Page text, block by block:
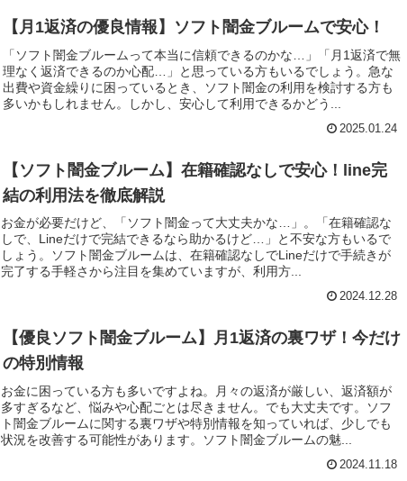
【月1返済の優良情報】ソフト闇金ブルームで安心！
「ソフト闇金ブルームって本当に信頼できるのかな…」「月1返済で無
理なく返済できるのか心配…」と思っている方もいるでしょう。急な
出費や資金繰りに困っているとき、ソフト闇金の利用を検討する方も
多いかもしれません。しかし、安心して利用できるかどう...
2025.01.24
【ソフト闇金ブルーム】在籍確認なしで安心！line完
結の利用法を徹底解説
お金が必要だけど、「ソフト闇金って大丈夫かな…」。「在籍確認な
しで、Lineだけで完結できるなら助かるけど…」と不安な方もいるで
しょう。ソフト闇金ブルームは、在籍確認なしでLineだけで手続きが
完了する手軽さから注目を集めていますが、利用方...
2024.12.28
【優良ソフト闇金ブルーム】月1返済の裏ワザ！今だけ
の特別情報
お金に困っている方も多いですよね。月々の返済が厳しい、返済額が
多すぎるなど、悩みや心配ごとは尽きません。でも大丈夫です。ソフ
ト闇金ブルームに関する裏ワザや特別情報を知っていれば、少しでも
状況を改善する可能性があります。ソフト闇金ブルームの魅...
2024.11.18